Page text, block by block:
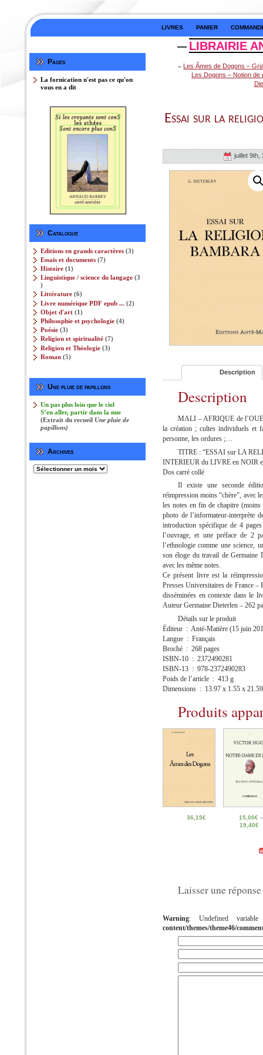
LIVRES PANIER
— LIBRAIRIE
Pages
La fornication n'est pas ce qu'on
vous en a dit
Catalogue
Editions en grands caractères 33
Essais et documents 77
Histoire 11
produit
Linguistique / science du langage 3
3
produits
Littérature 66
produits
Livre numérique PDF epub ... 22
Objet d'art 11
produit
Philosophie et psychologie‎ 44
Poésie 33
produits
Religion et spiritualité 77
Religion et Théologie‎ 33
Roman 55
Une pluie de papillons
Un pas plus loin que le ciel
S’en aller, partir dans la nue
(Extrait du recueil Une pluie de
papillons)
Archives
Archives
« Les Âmes de Dogons –
Les Dogons – Notion de
Essai sur la
juillet 9th,
Description
Description
MALI – AFRIQUE de
la création ; cultes individuels et
personne, les ordures ;…
TITRE : “ESSAI sur LA
INTERIEUR du LIVRE en NOIR
Dos carré collé
Il existe une seconde
réimpression moins “chère”, avec
les notes en fin de chapitre
photo de l’informateur-interprète
introduction spécifique de 4
l’ouvrage, et une préface de 2
l’ethnologie comme une science,
son éloge du travail de Germaine
avec les même notes.
Ce présent livre est la
Presses Universitaires de France
disséminées en contexte dans le
Auteur Germaine Dieterlen – 262
Détails sur le produit
Éditeur ‏ : ‎ Anté-Matière (15 juin
Langue ‏ : ‎ Français
Broché ‏ : ‎ 268 pages
ISBN-10 ‏ : ‎ 2372490281
ISBN-13 ‏ : ‎ 978-2372490283
Poids de l’article ‏ : ‎ 413 g
Dimensions ‏ : ‎ 13.97 x 1.55 x
Produits
36,15€ 15,00€ –
19,40€
Laisser une réponse
Warning: Undefined
content/themes/theme46/